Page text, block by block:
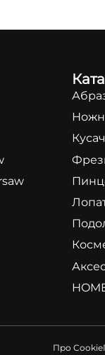
Про Cookie